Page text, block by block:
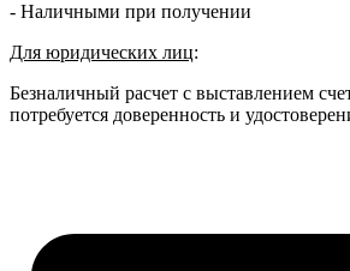
- Наличными при получении
Для юридических лиц:
Безналичный расчет с выставлением
потребуется доверенность и